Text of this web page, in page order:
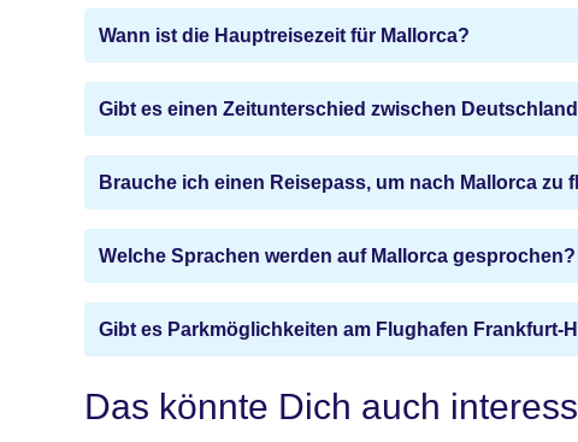
Wann ist die Hauptreisezeit für Mallorca?
Gibt es einen Zeitunterschied zwischen
Brauche ich einen Reisepass, um nach Mallorca zu
Welche Sprachen werden auf Mallorca gesprochen?
Gibt es Parkmöglichkeiten am Flughafen Frankfurt-
Das könnte Dich auch